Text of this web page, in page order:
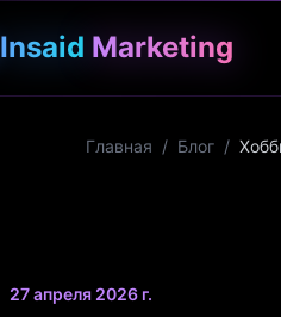
Insaid Marketing
Главная / Блог /
27 апреля 2026 г.